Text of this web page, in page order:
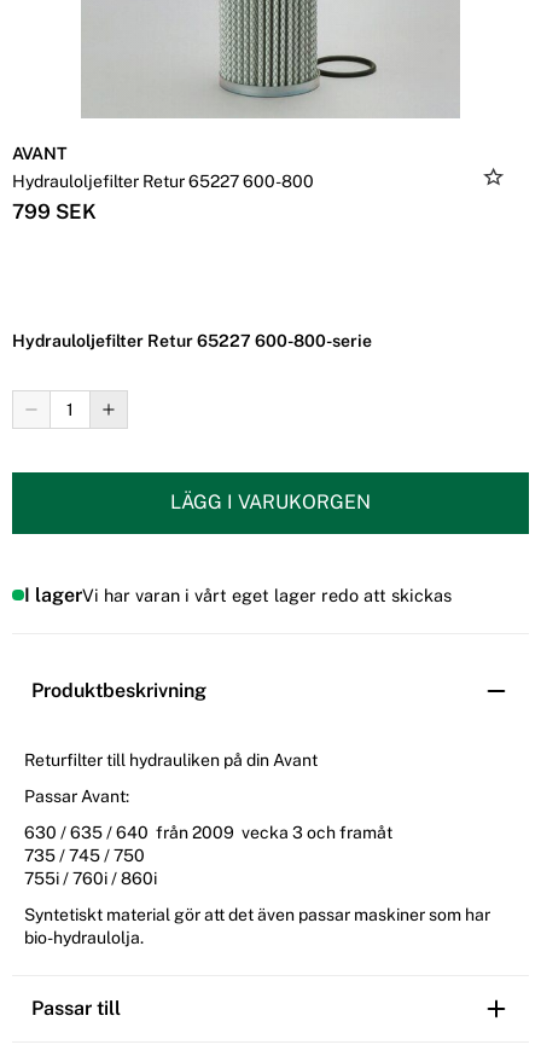
AVANT
Hydrauloljefilter Retur 65227 600-800
799 SEK
Hydrauloljefilter Retur 65227 600-800-serie
LÄGG I VARUKORGEN
I lagerVi har varan i vårt eget lager redo att skickas
Produktbeskrivning
Returfilter till hydrauliken på din Avant
Passar Avant:
630 / 635 / 640 från 2009 vecka 3 och framåt
735 / 745 / 750
755i / 760i / 860i
Syntetiskt material gör att det även passar maskiner som har
bio-hydraulolja.
Passar till